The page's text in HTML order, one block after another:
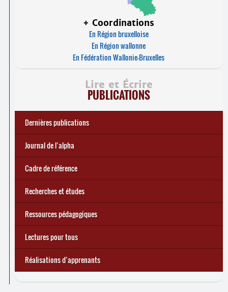
+ Coordinations
En Région bruxelloise
En Région wallonne
En Fédération Wallonie-Bruxelles
Lire et Écrire
PUBLICATIONS
Dernières publications
Réforme des allocations de chômage : premiers bilans
d’une exclusion annoncée
🎬 L’alpha populaire : c’est quoi ?
Statistiques 2025 sur les apprenant
Journal de l’alpha 241 (2
écrire demain
... Tous les articles
Journal de l’alpha
Cadre de référence
Recherches et études
Ressources pédagogiques
Lectures pour tous
Réalisations d’apprenants